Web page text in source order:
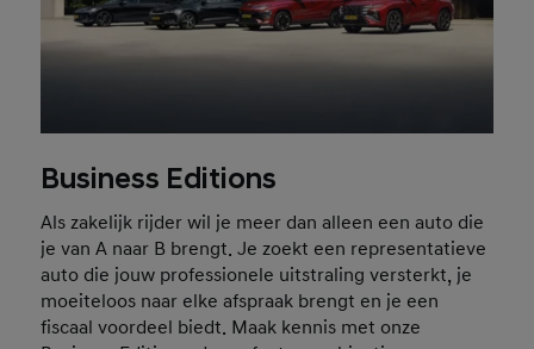
Business Editions
Als zakelijk rijder wil je meer dan alleen een auto die
je van A naar B brengt. Je zoekt een representatieve
auto die jouw professionele uitstraling versterkt, je
moeiteloos naar elke afspraak brengt en je een
fiscaal voordeel biedt. Maak kennis met onze